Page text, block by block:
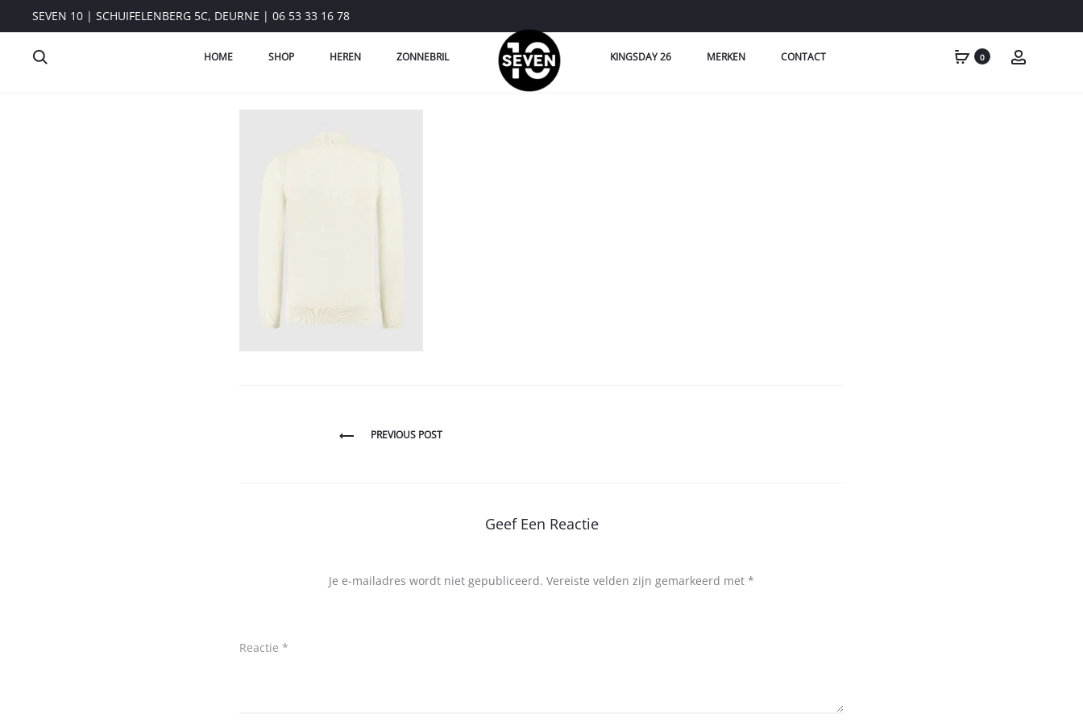
SEVEN 10 | SCHUIFELENBERG 5C, DEURNE | 06 53 33 16 78
HOME SHOP HEREN ZONNEBRIL KINGSDAY 26 MERKEN CONTACT 0
PREVIOUS POST
Geef Een Reactie
Je e-mailadres wordt niet gepubliceerd. Vereiste velden zijn gemarkeerd met *
Reactie *